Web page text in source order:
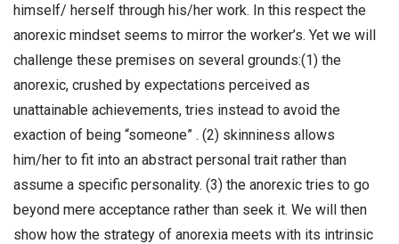
himself/ herself through his/her work. In this respect the
anorexic mindset seems to mirror the worker’s. Yet we will
challenge these premises on several grounds:(1) the
anorexic, crushed by expectations perceived as
unattainable achievements, tries instead to avoid the
exaction of being “someone” . (2) skinniness allows
him/her to fit into an abstract personal trait rather than
assume a specific personality. (3) the anorexic tries to go
beyond mere acceptance rather than seek it. We will then
show how the strategy of anorexia meets with its intrinsic